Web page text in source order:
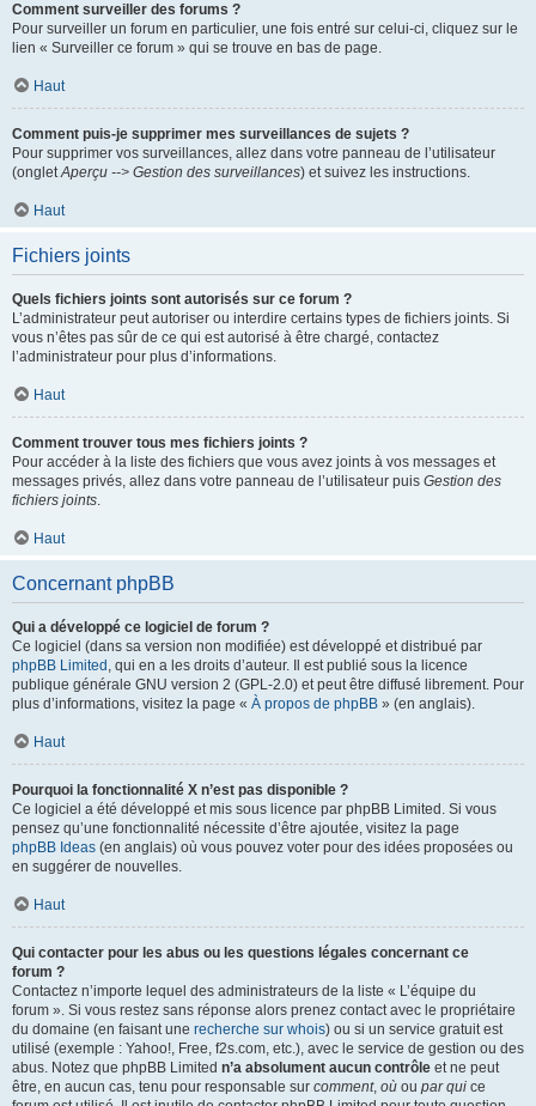
Comment surveiller des forums ?
Pour surveiller un forum en particulier, une fois entré sur celui-ci, cliquez sur le
lien « Surveiller ce forum » qui se trouve en bas de page.
Haut
Comment puis-je supprimer mes surveillances de sujets ?
Pour supprimer vos surveillances, allez dans votre panneau de l’utilisateur
(ongletAperçu --> Gestion des surveillances) et suivez les instructions.
Haut
Fichiers joints
Quels fichiers joints sont autorisés sur ce forum ?
L’administrateur peut autoriser ou interdire certains types de fichiers joints. Si
vous n’êtes pas sûr de ce qui est autorisé à être chargé, contactez
l’administrateur pour plus d’informations.
Haut
Comment trouver tous mes fichiers joints ?
Pour accéder à la liste des fichiers que vous avez joints à vos messages et
messages privés, allez dans votre panneau de l’utilisateur puis Gestion des
fichiers joints.
Haut
Concernant phpBB
Qui a développé ce logiciel de forum ?
Ce logiciel (dans sa version non modifiée) est développé et distribué par
phpBB Limited , qui en a les droits d’auteur. Il est publié sous la licence
publique générale GNU version 2 (GPL-2.0) et peut être diffusé librement. Pour
plus d’informations, visitez la page « À propos de phpBB » (en anglais).
Haut
Pourquoi la fonctionnalité X n’est pas disponible ?
Ce logiciel a été développé et mis sous licence par phpBB Limited. Si vous
pensez qu’une fonctionnalité nécessite d’être ajoutée, visitez la page
phpBB Ideas (en anglais) où vous pouvez voter pour des idées proposées ou
en suggérer de nouvelles.
Haut
Qui contacter pour les abus ou les questions légales concernant ce
forum ?
Contactez n’importe lequel des administrateurs de la liste « L’équipe du
forum ». Si vous restez sans réponse alors prenez contact avec le propriétaire
du domaine (en faisant une recherche sur whois) ou si un service gratuit est
utilisé (exemple : Yahoo!, Free, f2s.com, etc.), avec le service de gestion ou des
abus. Notez que phpBB Limited n’a absolument aucun contrôle et ne peut
être, en aucun cas, tenu pour responsable sur comment, où ou par qui ce